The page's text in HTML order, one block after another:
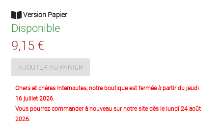
Version Papier
Disponible
9,15 €
AJOUTER AU PANIER
Chers et chères Internautes, notre boutique est fermée à partir du jeudi
16 juillet 2026.
Vous pourrez commander à nouveau sur notre site dès le lundi 24 août
2026.